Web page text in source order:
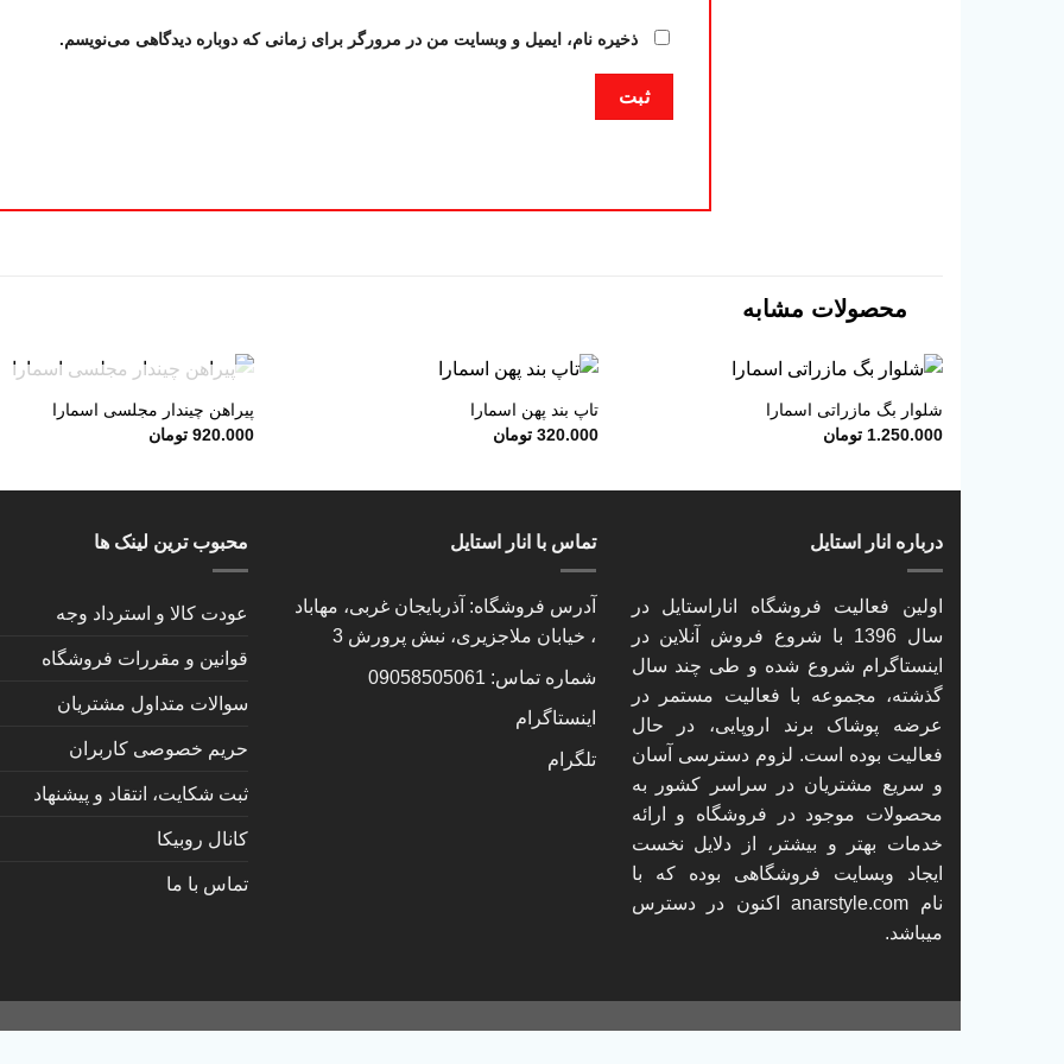
ذخیره نام، ایمیل و وبسایت من در مرورگر برای زمانی که دوباره دیدگاهی می‌نویسم.
محصولات مشابه
علاقه
شلوار بگ مازراتی اسمارا
1.250.000 تومان
علاقه
تاپ بند پهن اسمارا
320.000 تومان
در انبار موجود نمی باشد
پیراهن چیندار مجلسی اسمارا
920.000 تومان
درباره انار استایل
اولین فعالیت فروشگاه اناراستایل در
سال 1396 با شروع فروش آنلاین در
اینستاگرام شروع شده و طی چند سال
گذشته، مجموعه با فعالیت مستمر در
عرضه پوشاک برند اروپایی، در حال
فعالیت بوده است. لزوم دسترسی آسان
و سریع مشتریان در سراسر کشور به
محصولات موجود در فروشگاه و ارائه
خدمات بهتر و بیشتر، از دلایل نخست
ایجاد وبسایت فروشگاهی بوده که با
نام anarstyle.comاکنون در دسترس
میباشد.
تماس با انار استایل
آدرس فروشگاه: آذربایجان غربی، مهاباد
، خیابان ملاجزیری، نبش پرورش 3
شماره تماس: 09058505061
اینستاگرام
تلگرام
محبوب ترین لینک ها
عودت کالا و استرداد وجه
قوانین و مقررات فروشگاه
سوالات متداول مشتریان
حریم خصوصی کاربران
ثبت شکایت، انتقاد و پیشنهاد
کانال روبیکا
تماس با ما